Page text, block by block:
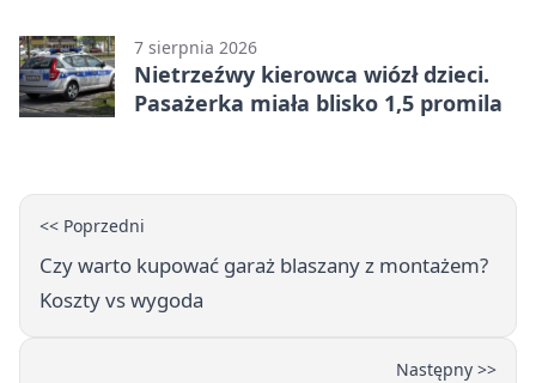
7 sierpnia 2026
Nietrzeźwy kierowca wiózł dzieci.
Pasażerka miała blisko 1,5 promila
<< Poprzedni
Czy warto kupować garaż blaszany z montażem?
Koszty vs wygoda
Następny >>